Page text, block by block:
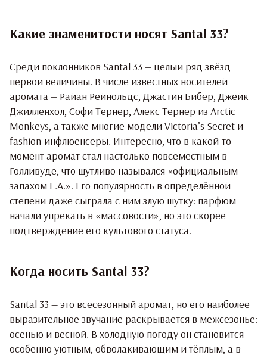
Какие знаменитости носят Santal 33?
Среди поклонников Santal 33 — целый ряд звёзд
первой величины. В числе известных носителей
аромата — Райан Рейнольдс, Джастин Бибер, Джейк
Джилленхол, Софи Тернер, Алекс Тернер из Arctic
Monkeys, а также многие модели Victoria’s Secret и
fashion-инфлюенсеры. Интересно, что в какой-то
момент аромат стал настолько повсеместным в
Голливуде, что шутливо назывался «официальным
запахом L.A.». Его популярность в определённой
степени даже сыграла с ним злую шутку: парфюм
начали упрекать в «массовости», но это скорее
подтверждение его культового статуса.
Когда носить Santal 33?
Santal 33 — это всесезонный аромат, но его наиболее
выразительное звучание раскрывается в межсезонье:
осенью и весной. В холодную погоду он становится
особенно уютным, обволакивающим и тёплым, а в